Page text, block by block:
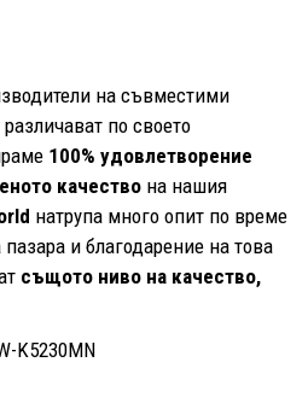
на съвместими
по своето
100% удовлетворение
качество на нашия
натрупа много опит по време
и благодарение на това
същото ниво на качество,
K5230MN